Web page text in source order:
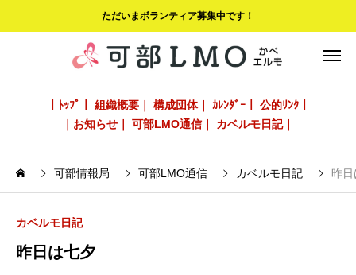
ただいまボランティア募集中です！
｜ﾄｯﾌﾟ｜ 組織概要｜ 構成団体｜ ｶﾚﾝﾀﾞｰ｜
公的ﾘﾝｸ｜
｜お知らせ｜
可部LMO通信｜ カベルモ日記｜
可部情報局 可部LMO通信 カベルモ日記 昨
カベルモ日記
昨日は七夕